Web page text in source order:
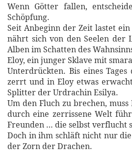
Wenn Götter fallen,
Schöpfung.
Seit Anbeginn der Zeit lastet
nährt sich von den Seelen der
Alben im Schatten des
Eloy, ein junger Sklave mit
Unterdrückten. Bis eines
zerrt und in Eloy etwas
Splitter der Urdrachin Esilya.
Um den Fluch zu brechen,
durch eine zerrissene Welt
Freunden … die selbst verflucht
Doch in ihm schläft nicht nur
der Zorn der Drachen.